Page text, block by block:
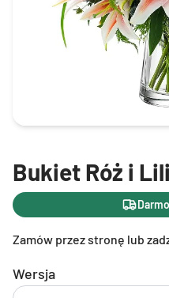
Bukiet Róż i
Zamów przez stronę lub
Wersja